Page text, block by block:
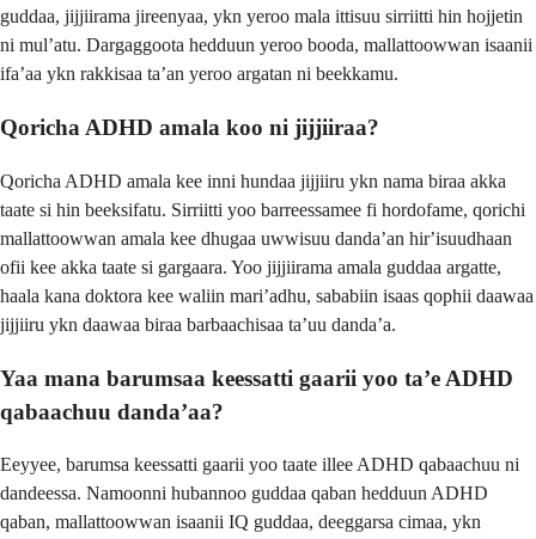
guddaa, jijjiirama jireenyaa, ykn yeroo mala ittisuu sirriitti hin hojjetin
ni mulʼatu. Dargaggoota hedduun yeroo booda, mallattoowwan isaanii
ifaʼaa ykn rakkisaa taʼan yeroo argatan ni beekkamu.
Qoricha ADHD amala koo ni jijjiiraa?
Qoricha ADHD amala kee inni hundaa jijjiiru ykn nama biraa akka
taate si hin beeksifatu. Sirriitti yoo barreessamee fi hordofame, qorichi
mallattoowwan amala kee dhugaa uwwisuu dandaʼan hirʼisuudhaan
ofii kee akka taate si gargaara. Yoo jijjiirama amala guddaa argatte,
haala kana doktora kee waliin mariʼadhu, sababiin isaas qophii daawaa
jijjiiru ykn daawaa biraa barbaachisaa taʼuu dandaʼa.
Yaa mana barumsaa keessatti gaarii yoo taʼe ADHD
qabaachuu dandaʼaa?
Eeyyee, barumsa keessatti gaarii yoo taate illee ADHD qabaachuu ni
dandeessa. Namoonni hubannoo guddaa qaban hedduun ADHD
qaban, mallattoowwan isaanii IQ guddaa, deeggarsa cimaa, ykn